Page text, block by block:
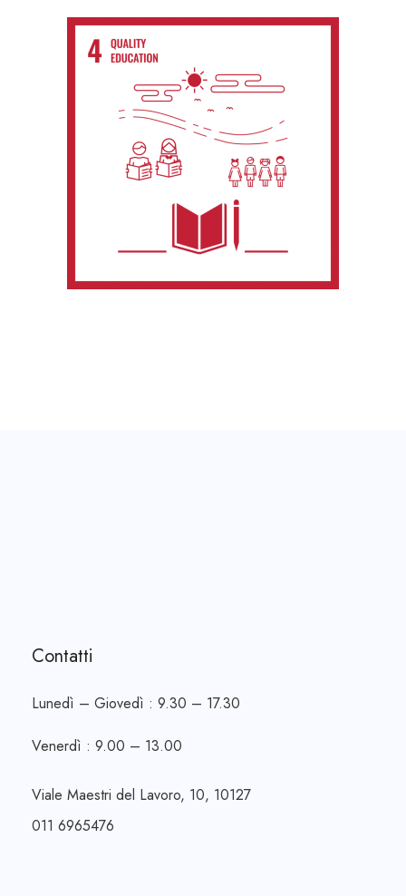
Contatti
Lunedì – Giovedì : 9.30 – 17.30
Venerdì : 9.00 – 13.00
Viale Maestri del Lavoro, 10, 10127
011 6965476